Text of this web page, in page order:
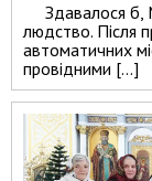
Здавалося б,
людство. Після
автоматичних
провідними […]